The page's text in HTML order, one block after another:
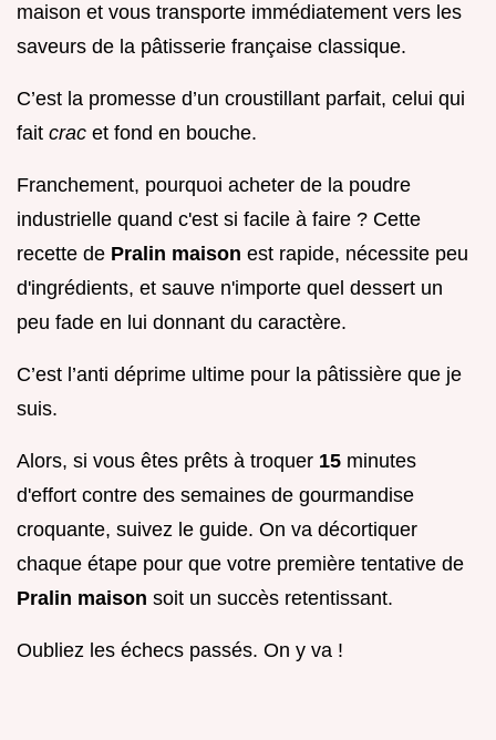
maison et vous transporte immédiatement vers les
saveurs de la pâtisserie française classique.
C’est la promesse d’un croustillant parfait, celui qui
fait crac et fond en bouche.
Franchement, pourquoi acheter de la poudre
industrielle quand c'est si facile à faire ? Cette
recette de Pralin maison est rapide, nécessite peu
d'ingrédients, et sauve n'importe quel dessert un
peu fade en lui donnant du caractère.
C’est l’anti déprime ultime pour la pâtissière que je
suis.
Alors, si vous êtes prêts à troquer 15 minutes
d'effort contre des semaines de gourmandise
croquante, suivez le guide. On va décortiquer
chaque étape pour que votre première tentative de
Pralin maison soit un succès retentissant.
Oubliez les échecs passés. On y va !